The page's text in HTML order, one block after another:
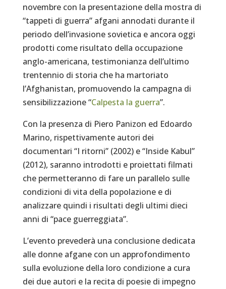
novembre con la presentazione della mostra di
“tappeti di guerra” afgani annodati durante il
periodo dell’invasione sovietica e ancora oggi
prodotti come risultato della occupazione
anglo-americana, testimonianza dell’ultimo
trentennio di storia che ha martoriato
l’Afghanistan, promuovendo la campagna di
sensibilizzazione “Calpesta la guerra”.
Con la presenza di Piero Panizon ed Edoardo
Marino, rispettivamente autori dei
documentari “I ritorni” (2002) e “Inside Kabul”
(2012), saranno introdotti e proiettati filmati
che permetteranno di fare un parallelo sulle
condizioni di vita della popolazione e di
analizzare quindi i risultati degli ultimi dieci
anni di “pace guerreggiata”.
L’evento prevederà una conclusione dedicata
alle donne afgane con un approfondimento
sulla evoluzione della loro condizione a cura
dei due autori e la recita di poesie di impegno